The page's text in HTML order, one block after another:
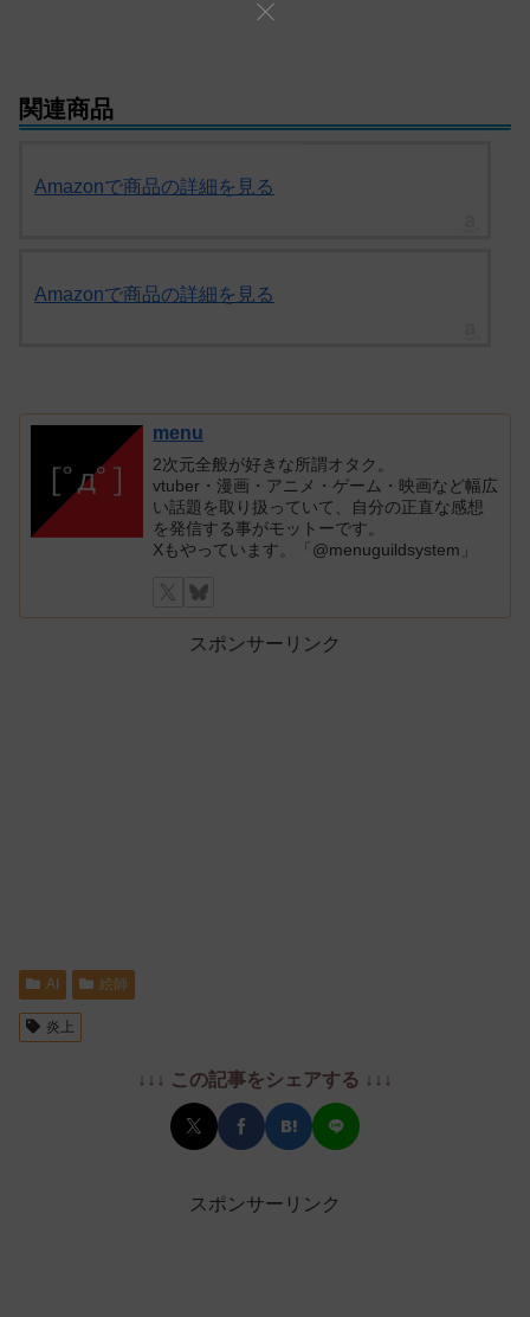
関連商品
Amazonで商品の詳細を見る
Amazonで商品の詳細を見る
menu
2次元全般が好きな所謂オタク。
vtuber・漫画・アニメ・ゲーム・映画など幅広
い話題を取り扱っていて、自分の正直な感想
を発信する事がモットーです。
Xもやっています。「@menuguildsystem」
スポンサーリンク
AI 絵師
炎上
↓↓↓ この記事をシェアする ↓↓↓
スポンサーリンク